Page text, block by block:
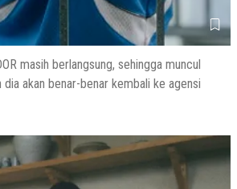
masih berlangsung, sehingga muncul
dia akan benar-benar kembali ke agensi